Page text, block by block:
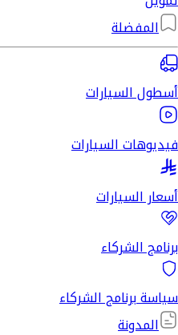
المفضلة
أسطول السيارات
فيديوهات السيارات
أسعار السيارات
برنامج الشركاء
سياسة برنامج الشركاء
المدونة